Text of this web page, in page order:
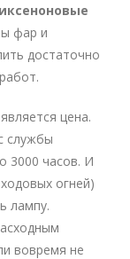
фар и
достаточно
цена.
службы
3000 часов. И
огней)
лампу.
вовремя не